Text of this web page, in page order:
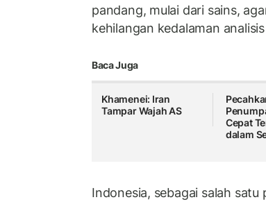
pandang, mulai dari sains,
kehilangan kedalaman
Baca Juga
Khamenei: Iran
Tampar Wajah AS
Cepat
dalam
Indonesia, sebagai salah